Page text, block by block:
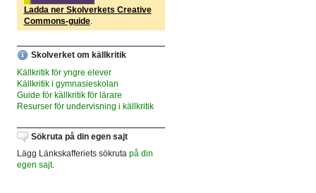
Ladda ner Skolverkets Creative
Commons-guide.
Skolverket om källkritik
Källkritik för yngre elever
Källkritik i gymnasieskolan
Guide för källkritik för lärare
Resurser för undervisning i källkritik
Sökruta på din egen sajt
Lägg Länkskafferiets sökruta på din
egen sajt.